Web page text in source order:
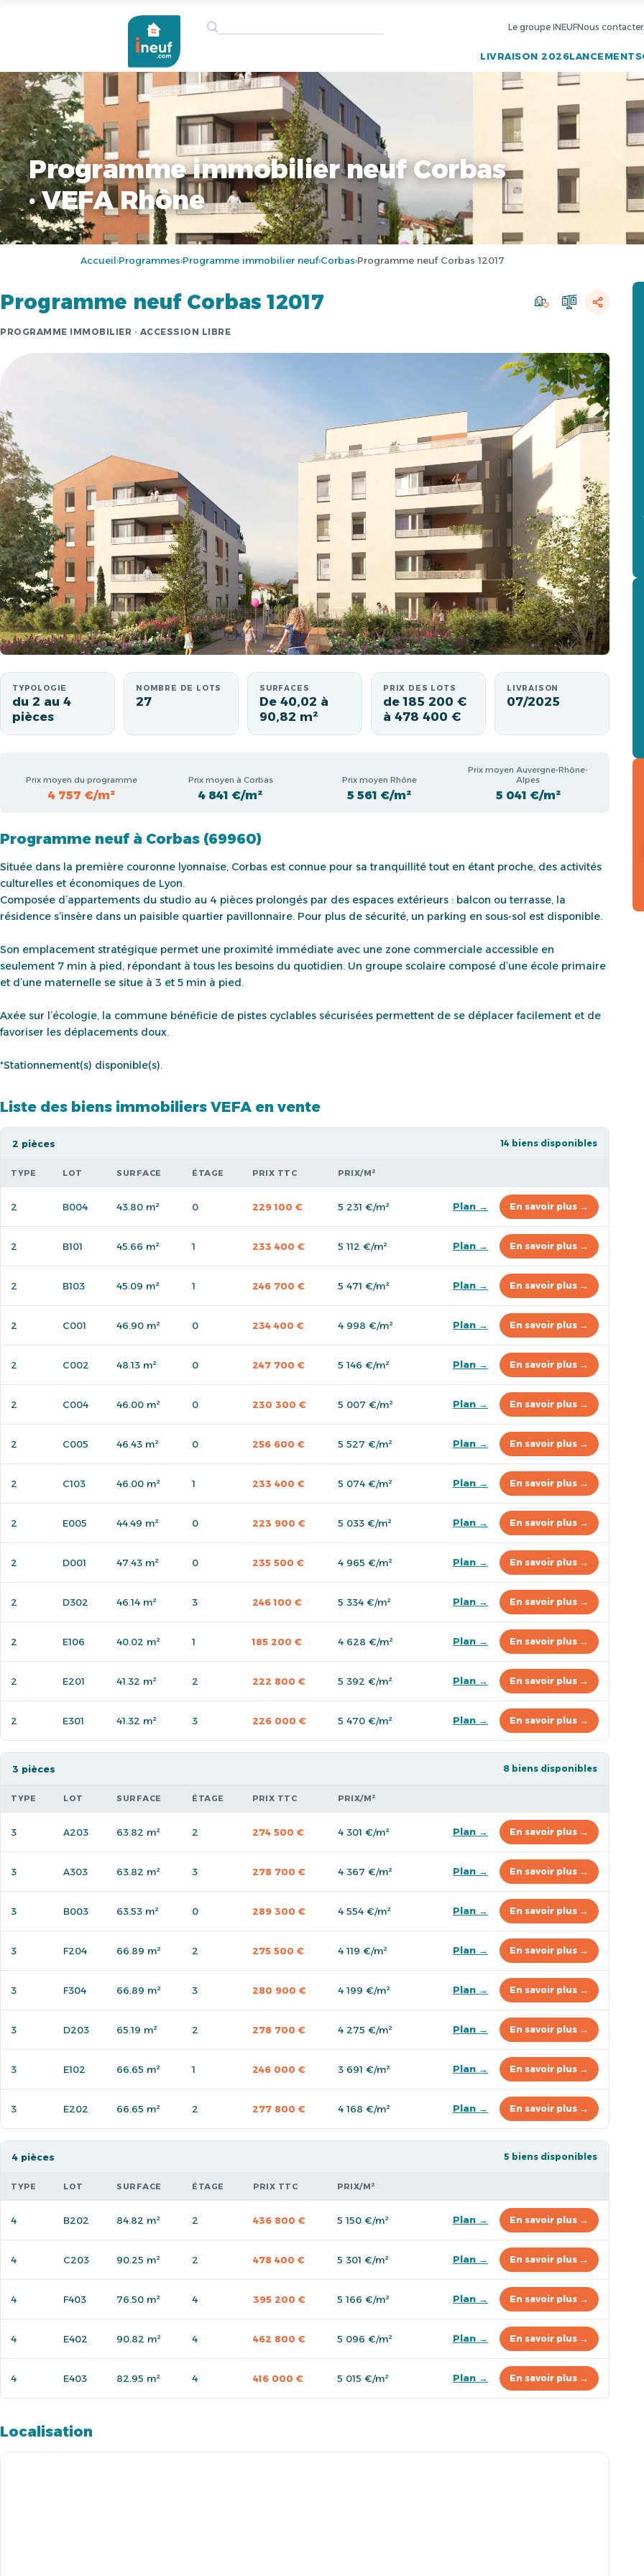
Le groupe INEUFNous contacter
LIVRAISON 2026LANCEMENTS
Programme immobilier neuf Corbas
· VEFA Rhône
Accueil›Programmes›Programme immobilier neuf›Corbas›Programme neuf Corbas 12017
Programme neuf Corbas 12017
PROGRAMME IMMOBILIER · ACCESSION LIBRE
TYPOLOGIE
du 2 au 4
pièces
NOMBRE DE LOTS
27
SURFACES
De 40,02 à
90,82 m²
PRIX DES LOTS
de 185 200 €
à 478 400 €
LIVRAISON
07/2025
Prix moyen du programme
4 757 €/m²
Prix moyen à Corbas
4 841 €/m²
Prix moyen Rhône
5 561 €/m²
Prix moyen Auvergne-Rhône-
Alpes
5 041 €/m²
Programme neuf à Corbas (69960)
Située dans la première couronne lyonnaise, Corbas est connue pour sa tranquillité tout en étant proche, des activités
culturelles et économiques de Lyon.
Composée d’appartements du studio au 4 pièces prolongés par des espaces extérieurs : balcon ou terrasse, la
résidence s’insère dans un paisible quartier pavillonnaire. Pour plus de sécurité, un parking en sous-sol est disponible.
Son emplacement stratégique permet une proximité immédiate avec une zone commerciale accessible en
seulement 7 min à pied, répondant à tous les besoins du quotidien. Un groupe scolaire composé d’une école primaire
et d’une maternelle se situe à 3 et 5 min à pied.
Axée sur l’écologie, la commune bénéficie de pistes cyclables sécurisées permettent de se déplacer facilement et de
favoriser les déplacements doux.
*Stationnement(s) disponible(s).
Liste des biens immobiliers VEFA en vente
2 pièces 14 biens disponibles
TYPE LOT SURFACE ÉTAGE PRIX TTC PRIX/M²
2 B004 43.80 m² 0 229 100 € 5 231 €/m² Plan → En savoir plus →
2 B101 45.66 m² 1 233 400 € 5 112 €/m² Plan → En savoir plus →
2 B103 45.09 m² 1 246 700 € 5 471 €/m² Plan → En savoir plus →
2 C001 46.90 m² 0 234 400 € 4 998 €/m² Plan → En savoir plus →
2 C002 48.13 m² 0 247 700 € 5 146 €/m² Plan → En savoir plus →
2 C004 46.00 m² 0 230 300 € 5 007 €/m² Plan → En savoir plus →
2 C005 46.43 m² 0 256 600 € 5 527 €/m² Plan → En savoir plus →
2 C103 46.00 m² 1 233 400 € 5 074 €/m² Plan → En savoir plus →
2 E005 44.49 m² 0 223 900 € 5 033 €/m² Plan → En savoir plus →
2 D001 47.43 m² 0 235 500 € 4 965 €/m² Plan → En savoir plus →
2 D302 46.14 m² 3 246 100 € 5 334 €/m² Plan → En savoir plus →
2 E106 40.02 m² 1 185 200 € 4 628 €/m² Plan → En savoir plus →
2 E201 41.32 m² 2 222 800 € 5 392 €/m² Plan → En savoir plus →
2 E301 41.32 m² 3 226 000 € 5 470 €/m² Plan → En savoir plus →
3 pièces 8 biens disponibles
TYPE LOT SURFACE ÉTAGE PRIX TTC PRIX/M²
3 A203 63.82 m² 2 274 500 € 4 301 €/m² Plan → En savoir plus →
3 A303 63.82 m² 3 278 700 € 4 367 €/m² Plan → En savoir plus →
3 B003 63.53 m² 0 289 300 € 4 554 €/m² Plan → En savoir plus →
3 F204 66.89 m² 2 275 500 € 4 119 €/m² Plan → En savoir plus →
3 F304 66.89 m² 3 280 900 € 4 199 €/m² Plan → En savoir plus →
3 D203 65.19 m² 2 278 700 € 4 275 €/m² Plan → En savoir plus →
3 E102 66.65 m² 1 246 000 € 3 691 €/m² Plan → En savoir plus →
3 E202 66.65 m² 2 277 800 € 4 168 €/m² Plan → En savoir plus →
4 pièces 5 biens disponibles
TYPE LOT SURFACE ÉTAGE PRIX TTC PRIX/M²
4 B202 84.82 m² 2 436 800 € 5 150 €/m² Plan → En savoir plus →
4 C203 90.25 m² 2 478 400 € 5 301 €/m² Plan → En savoir plus →
4 F403 76.50 m² 4 395 200 € 5 166 €/m² Plan → En savoir plus →
4 E402 90.82 m² 4 462 800 € 5 096 €/m² Plan → En savoir plus →
4 E403 82.95 m² 4 416 000 € 5 015 €/m² Plan → En savoir plus →
Localisation